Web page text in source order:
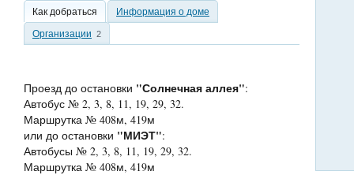
Как добраться
Информация о доме
Организации 2
Проезд до остановки "Солнечная аллея":
Автобус № 2, 3, 8, 11, 19, 29, 32.
Маршрутка № 408м, 419м
или до остановки "МИЭТ":
Автобусы № 2, 3, 8, 11, 19, 29, 32.
Маршрутка № 408м, 419м